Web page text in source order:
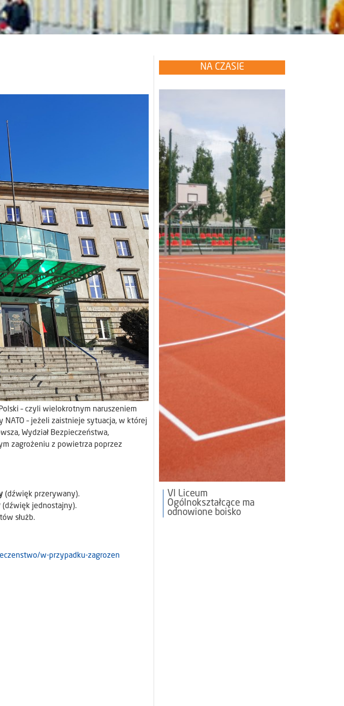
– czyli wielokrotnym naruszeniem
– jeżeli zaistnieje sytuacja, w której
Wydział Bezpieczeństwa,
zagrożeniu z powietrza poprzez
(dźwięk przerywany).
(dźwięk jednostajny).
służb.
w-przypadku-zagrozen
NA CZASIE
VI Liceum
Ogólnokształcące ma
odnowione boisko